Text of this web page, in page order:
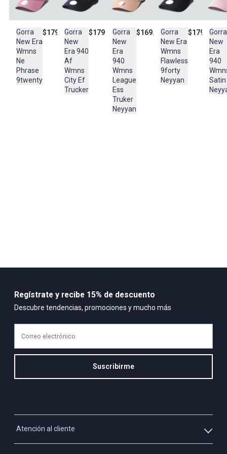
atuendos streetwear con un toque chic y minimalista.
CHINA
Importador:
DYNAMO DISTRIBUTION S A S
Cuidado y Lavado
-No refregar fuertemente, -lavar con jabon neutro, -no exponer
Gorra
New Era
Wmns
Ne
Phrase
9twenty
$179.950Gorra
New
Era 940
Af
Wmns
City Ef
Trucker
$179.950Gorra
New
Era
940
Wmns
League
Ess
Truker
Neyyan
$169.950Gorra
New Era
Wmns
Flawless
9forty
Neyyan
$179.950Gorra
New
Era
940
Satin
Atención al cliente
Regístrate y recibe 15% de descuento
Descubre tendencias, promociones y mucho más
Correo electrónico
Suscribirme